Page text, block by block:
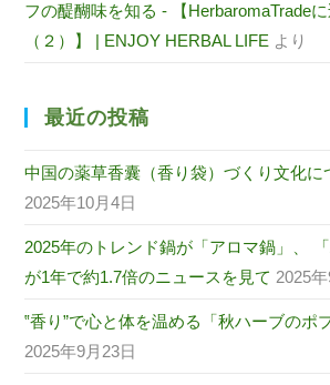
フの醍醐味を知る - 【HerbaromaTrade
（２）】 | ENJOY HERBAL LIFE より
最近の投稿
中国の薬草香囊（香り袋）づくり文化に
2025年10月4日
2025年のトレンド鍋が「アロマ鍋」、
が1年で約1.7倍のニュースを見て 2025
‟香り”で心と体を温める「秋ハーブのポ
2025年9月23日